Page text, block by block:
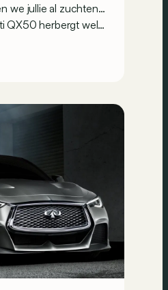
we jullie al zuchten…
QX50 herbergt wel